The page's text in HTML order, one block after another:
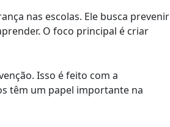
nas escolas. Ele busca prevenir
O foco principal é criar
Isso é feito com a
têm um papel importante na